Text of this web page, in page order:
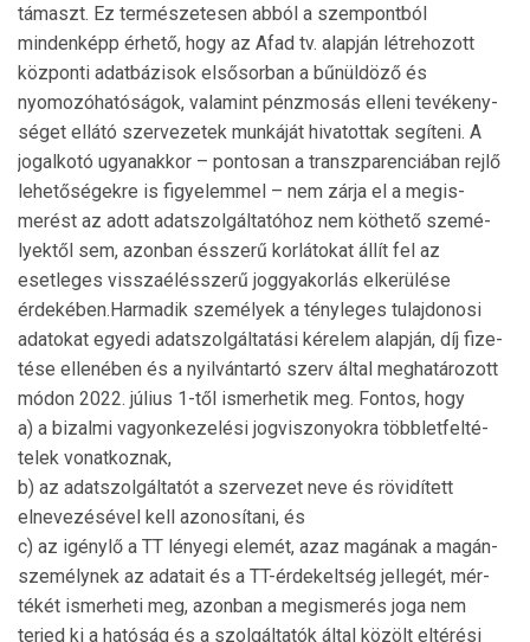
támaszt. Ez termé­szetesen abból a szem­pontból
mindenképp érhető, hogy az Afad tv. alapján lét­rehozott
központi adatbázisok elsősorban a bűnüldöző és
nyomozóhatóságok, valamint pénzmosás elleni tevékeny­
sé­get ellátó szer­vezetek munkáját hivatottak segíteni. A
jogalkotó ugyanakkor – pontosan a transzparenciában rej­lő
le­hetőségekre is figyelemmel – nem zárja el a meg­is­
merést az adott adatszolgáltatóhoz nem köthető szemé­
lyek­től sem, azonban ésszerű korlátokat állít fel az
esetleges visszaélésszerű joggyakorlás elkerülése
érdekében.Harmadik személyek a tényleges tulajdonosi
adatokat egyedi adatszolgáltatási kérelem alapján, díj fi­ze­
tése ellenében és a nyilvántartó szerv által megha­tá­ro­zott
módon 2022. július 1-től ismerhetik meg. Fontos, hogy
a) a bizalmi vagyonkezelési jogviszonyokra többletfel­té­
telek vonatkoznak,
b) az adatszolgáltatót a szervezet neve és rövidített
elnevezésével kell azonosítani, és
c) az igénylő a TT lényegi elemét, azaz magának a ma­gán­
személynek az adatait és a TT-érdekeltség jellegét, mér­
tékét ismerheti meg, azonban a megismerés joga nem
terjed ki a hatóság és a szolgáltatók által közölt elté­rési